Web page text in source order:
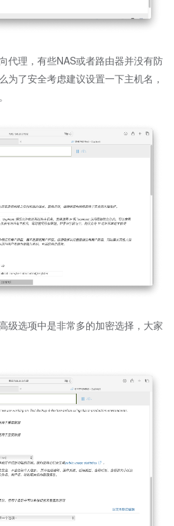
代理，有些NAS或者路由器并没有防
为了安全考虑建议设置一下主机名，
级选项中是非常多的加密选择，大家